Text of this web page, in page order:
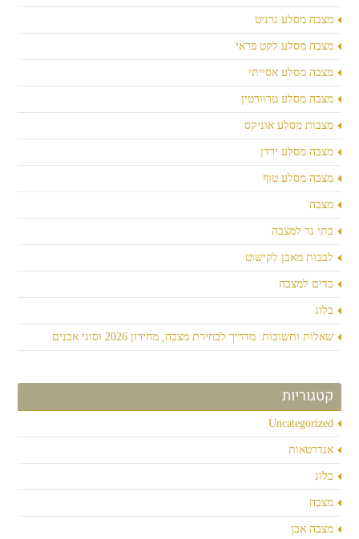
מצבה מסלע גרניט
מצבה מסלע לקט פראי
מצבה מסלע אסייתי
מצבה מסלע טרוורטין
מצבות מסלע אוניקס
מצבה מסלע ירדן
מצבה מסלע טוף
מצבה
בתי נר למצבה
לבבות מאבן לקישוט
כדים למצבה
בלוג
שאלות ותשובות: מדריך לבחירת מצבה, מחירון 2026 וסוגי אבנים
קטגוריות
Uncategorized
אנדרטאות
בלוג
מצבה
מצבה אבן